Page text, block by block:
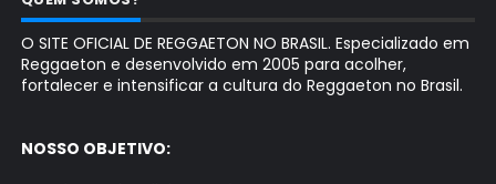
O SITE OFICIAL DE REGGAETON NO BRASIL. Especializado em
Reggaeton e desenvolvido em 2005 para acolher,
fortalecer e intensificar a cultura do Reggaeton no Brasil.
NOSSO OBJETIVO: